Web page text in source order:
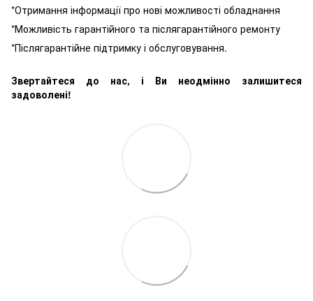
*Отримання інформації про нові можливості обладнання
*Можливість гарантійного та післягарантійного ремонту
*Післягарантійне підтримку і обслуговування.
Звертайтеся до нас, і Ви неодмінно залишитеся
задоволені!